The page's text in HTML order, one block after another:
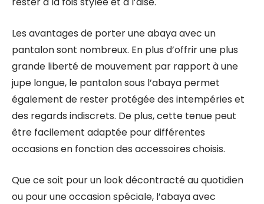
Les avantages de porter une abaya avec un
pantalon sont nombreux. En plus d’offrir une plus
grande liberté de mouvement par rapport à une
jupe longue, le pantalon sous l’abaya permet
également de rester protégée des intempéries et
des regards indiscrets. De plus, cette tenue peut
être facilement adaptée pour différentes
occasions en fonction des accessoires choisis.
Que ce soit pour un look décontracté au quotidien
ou pour une occasion spéciale, l’abaya avec